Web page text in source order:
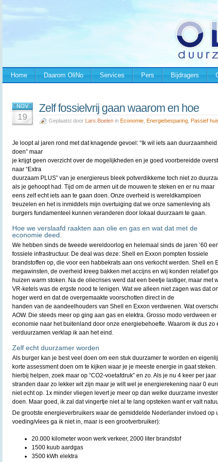
Home Daarom OliNo Services Pers Bijdragers
NOV
19
Zelf fossielvrij gaan waarom en hoe
Geplaatst door Lars Boelen in Economie Energiebesparing Passief
Je loopt al jaren rond met dat knagende gevoel: “Ik wil iets aan duurzaamheid
doen” maar
je krijgt geen overzicht over de mogelijkheden en je goed voorbereidde
naar “Extra
duurzaam PLUS” van je energiereus bleek potverdikkeme toch niet zo
als je gehoopt had. Tijd om de armen uit de mouwen te steken en er nu maar
eens zelf echt iets aan te gaan doen. Onze overheid is wereldkampioen
treuzelen en het is inmiddels mijn overtuiging dat we onze samenleving als
burgers fundamenteel kunnen veranderen door lokaal duurzaam te gaan.
Hoe we verslaafd raakten aan olie en gas en wat dat met de
economie deed.
We hebben sinds de tweede wereldoorlog en helemaal sinds de jaren ’60
fossiele infrastructuur. De deal was deze: Shell en Exxon pompten fossiele
brandstoffen op, die voor een habbekrats aan ons verkocht werden. Shell en
megawinsten, de overheid kreeg bakken met accijns en wij konden relatief
huizen warm stoken. Na de oliecrises werd dat een beetje lastiger, maar met
VR-ketels was de ergste nood te lenigen. Wat we alleen niet zagen was dat
hoger werd en dat de overgemaakte voorschotten direct in de
handen van de aandeelhouders van Shell en Exxon verdwenen. Wat
AOW. Die steeds meer op ging aan gas en elektra. Grosso modo verdween
economie naar het buitenland door onze energiebehoefte. Waarom ik dus zo
verduurzamen verklap ik aan het eind.
Zelf echt duurzamer worden
Als burger kan je best veel doen om een stuk duurzamer te worden en
korte assessment doen om te kijken waar je je meeste energie in gaat
hierbij helpen, zoek maar op “CO2-voetafdruk” en zo. Als je nu 4 keer per
stranden daar zo lekker wit zijn maar je wilt wel je energierekening naar 0
niet echt op. 1x minder vliegen levert je meer op dan welke duurzame
doen. Maar goed, ik zal dat vingertje niet al te lang opsteken want er valt
De grootste energieverbruikers waar de gemiddelde Nederlander invloed op
voeding/vlees ga ik niet in, maar is een grootverbruiker):
20.000 kilometer woon werk verkeer, 2000 liter brandstof
1500 kuub aardgas
3500 kWh elektra